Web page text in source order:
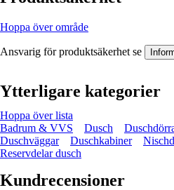
Hoppa över område
Ansvarig för produktsäkerhet se
Ytterligare kategorier
Hoppa över lista
Badrum & VVS
Dusch
Duschväggar
Duschkabiner
Reservdelar dusch
Kundrecensioner